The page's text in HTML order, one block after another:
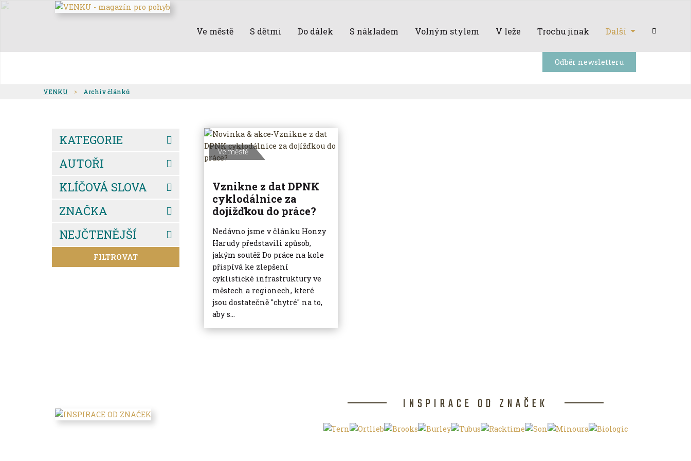
Ve městě S dětmi Do dálek S nákladem Volným stylem V leže Trochu jinak Další
Odběr newsletteru
VENKU Archiv článků
KATEGORIE
AUTOŘI
KLÍČOVÁ SLOVA
ZNAČKA
NEJČTENĚJŠÍ
FILTROVAT
Ve městě
Vznikne z dat DPNK
cyklodálnice za
dojížďkou do práce?
Nedávno jsme v článku Honzy
Harudy představili způsob,
jakým soutěž Do práce na kole
přispívá ke zlepšení
cyklistické infrastruktury ve
městech a regionech, které
jsou dostatečně "chytré" na to,
aby s...
INSPIRACE OD ZNAČEK